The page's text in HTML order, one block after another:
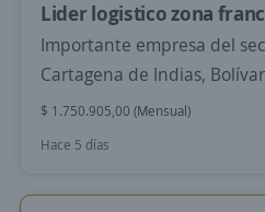
Lider logistico zona
Importante empresa del
Cartagena de Indias, Bolívar
$ 1.750.905,00 (Mensual)
Hace 5 días